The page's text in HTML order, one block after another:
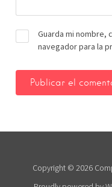
Guarda mi nombre,
navegador para la
Copyright © 2026